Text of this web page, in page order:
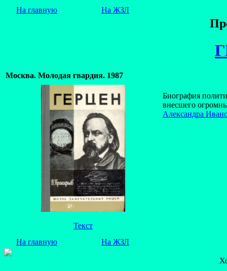
На главную На ЖЗЛ
Москва. Молодая гвардия. 1987
Биография
внесшего
Александра
Текст
На главную
На ЖЗЛ